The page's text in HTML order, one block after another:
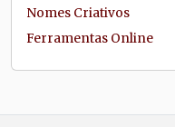
Nomes Criativos
Ferramentas Online